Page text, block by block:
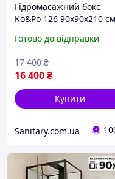
Гідромасажний бокс
Ko&Po 126 90x90х210
бокс матове скло душова
Готово до відправки
16 400₴
17 400 ₴
Купити
Sanitary.com.ua